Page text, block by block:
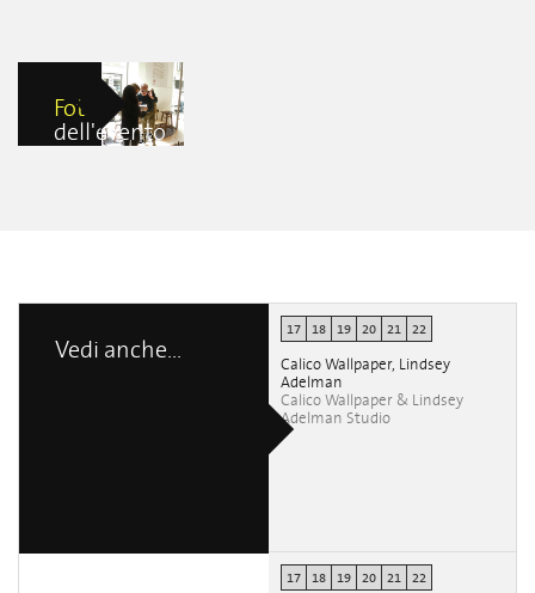
Foto
dell'evento
Sergio
Vedi anche...
17 18 19 20 21 22
Calico Wallpaper, Lindsey
Adelman
Calico Wallpaper & Lindsey
Adelman Studio
17 18 19 20 21 22